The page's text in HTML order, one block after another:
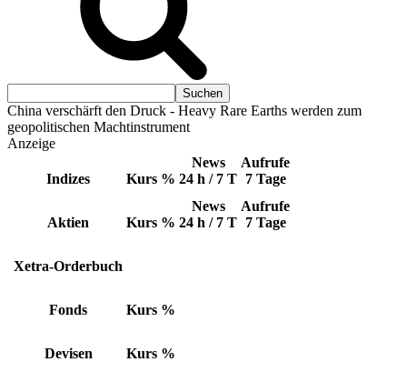
China verschärft den Druck - Heavy Rare Earths werden zum
geopolitischen Machtinstrument
Anzeige
Indizes Kurs %
News
24 h / 7 T
Aufrufe
7 Tage
Aktien Kurs %
News
24 h / 7 T
Aufrufe
7 Tage
Xetra-Orderbuch
Fonds Kurs %
Devisen Kurs %